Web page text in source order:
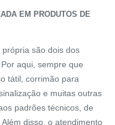
EM PRODUTOS DE
são dois dos
aqui, sempre que
tátil, corrimão para
e muitas outras
padrões técnicos, de
disso, o atendimento